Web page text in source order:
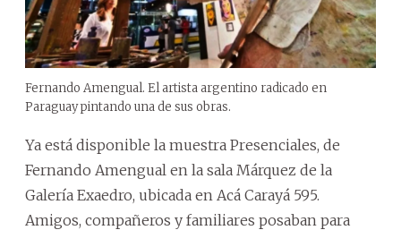
Fernando Amengual. El artista argentino radicado en
Paraguay pintando una de sus obras.
Ya está disponible la muestra Presenciales, de
Fernando Amengual en la sala Márquez de la
Galería Exaedro, ubicada en Acá Carayá 595.
Amigos, compañeros y familiares posaban para